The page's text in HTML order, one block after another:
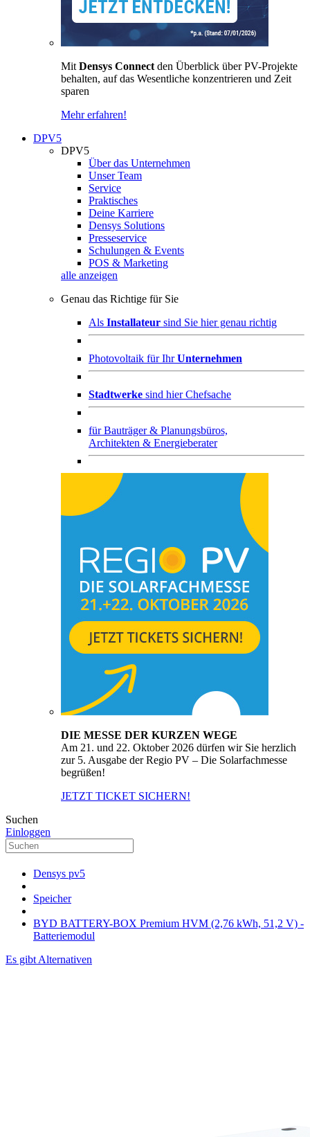
Mit Densys Connect den Überblick über PV-Projekte
behalten, auf das Wesentliche konzentrieren und Zeit
sparen
Mehr erfahren!
DPV5
DPV5
Über das Unternehmen
Unser Team
Service
Praktisches
Deine Karriere
Densys Solutions
Presseservice
Schulungen & Events
POS & Marketing
alle anzeigen
Genau das Richtige für Sie
Als Installateur sind Sie hier genau richtig
Photovoltaik für IhrUnternehmen
Stadtwerke sind hier Chefsache
fürBauträger & Planungsbüros,
Architekten & Energieberater
DIE MESSE DER KURZEN WEGE
Am 21. und 22. Oktober 2026 dürfen wir Sie herzlich
zur 5. Ausgabe der Regio PV – Die Solarfachmesse
begrüßen!
JETZT TICKET SICHERN!
Suchen
Einloggen
Densys pv5
Speicher
BYD BATTERY-BOX Premium HVM (2,76 kWh, 51,2 V) -
Batteriemodul
Es gibt Alternativen